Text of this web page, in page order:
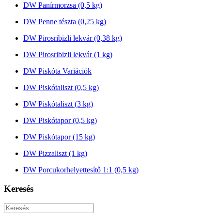
DW Panírmorzsa (0,5 kg)
DW Penne tészta (0,25 kg)
DW Pirosribizli lekvár (0,38 kg)
DW Pirosribizli lekvár (1 kg)
DW Piskóta Variációk
DW Piskótaliszt (0,5 kg)
DW Piskótaliszt (3 kg)
DW Piskótapor (0,5 kg)
DW Piskótapor (15 kg)
DW Pizzaliszt (1 kg)
DW Porcukorhelyettesítő 1:1 (0,5 kg)
Keresés